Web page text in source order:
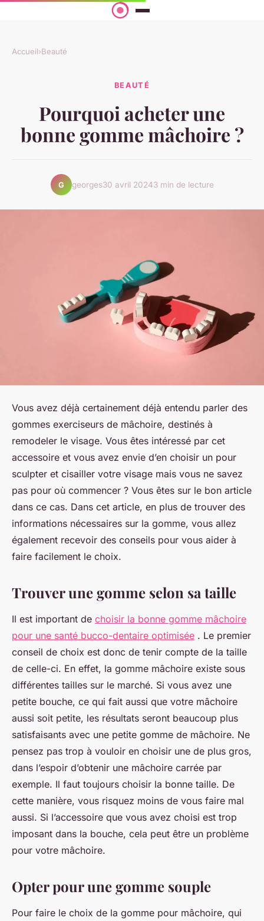
Accueil›Beauté
BEAUTÉ
Pourquoi acheter une
bonne gomme mâchoire ?
G georges30 avril 20243 min de lecture
Vous avez déjà certainement déjà entendu parler des
gommes exerciseurs de mâchoire, destinés à
remodeler le visage. Vous êtes intéressé par cet
accessoire et vous avez envie d’en choisir un pour
sculpter et cisailler votre visage mais vous ne savez
pas pour où commencer ? Vous êtes sur le bon article
dans ce cas. Dans cet article, en plus de trouver des
informations nécessaires sur la gomme, vous allez
également recevoir des conseils pour vous aider à
faire facilement le choix.
Trouver une gomme selon sa taille
Il est important de choisir la bonne gomme mâchoire
pour une santé bucco-dentaire optimisée . Le premier
conseil de choix est donc de tenir compte de la taille
de celle-ci. En effet, la gomme mâchoire existe sous
différentes tailles sur le marché. Si vous avez une
petite bouche, ce qui fait aussi que votre mâchoire
aussi soit petite, les résultats seront beaucoup plus
satisfaisants avec une petite gomme de mâchoire. Ne
pensez pas trop à vouloir en choisir une de plus gros,
dans l’espoir d’obtenir une mâchoire carrée par
exemple. Il faut toujours choisir la bonne taille. De
cette manière, vous risquez moins de vous faire mal
aussi. Si l’accessoire que vous avez choisi est trop
imposant dans la bouche, cela peut être un problème
pour votre mâchoire.
Opter pour une gomme souple
Pour faire le choix de la gomme pour mâchoire, qui